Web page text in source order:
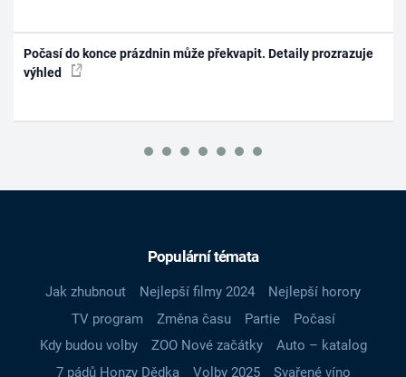
Počasí do konce prázdnin může překvapit. Detaily prozrazuje
výhled
Populární témata
Jak zhubnout Nejlepší filmy 2024
Nejlepší horory
TV program
Změna času Partie
Počasí
Kdy budou volby
ZOO Nové začátky
Auto – katalog
7 pádů Honzy Dědka
Volby 2025
Svařené víno